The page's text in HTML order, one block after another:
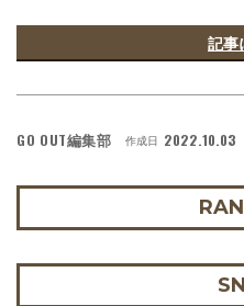
記事
GO OUT編集部 作成日 2022.10.03